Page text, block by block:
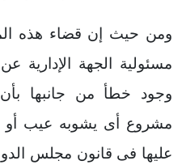
ومن حيث إن قضاء هذه
مسئولية الجهة الإدارية
وجود خطأ من جانبها بأن
مشروع أى يشوبه عيب أو
عليها فى قانون مجلس